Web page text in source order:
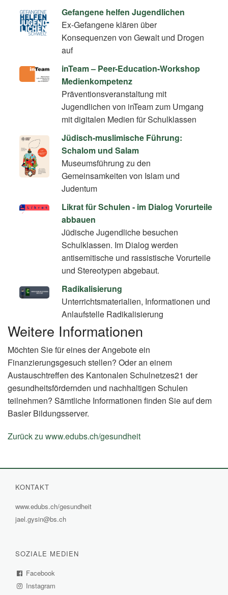
Gefangene helfen Jugendlichen
Ex-Gefangene klären über
Konsequenzen von Gewalt und Drogen
auf
inTeam – Peer-Education-Workshop
Medienkompetenz
Präventionsveranstaltung mit
Jugendlichen von inTeam zum Umgang
mit digitalen Medien für Schulklassen
Jüdisch-muslimische Führung:
Schalom und Salam
Museumsführung zu den
Gemeinsamkeiten von Islam und
Judentum
Likrat für Schulen - im Dialog Vorurteile
abbauen
Jüdische Jugendliche besuchen
Schulklassen. Im Dialog werden
antisemitische und rassistische Vorurteile
und Stereotypen abgebaut.
Radikalisierung
Unterrichtsmaterialien, Informationen und
Anlaufstelle Radikalisierung
Weitere Informationen
Möchten Sie für eines der Angebote ein
Finanzierungsgesuch stellen? Oder an einem
Austauschtreffen des Kantonalen Schulnetzes21 der
gesundheitsfördernden und nachhaltigen Schulen
teilnehmen? Sämtliche Informationen finden Sie auf dem
Basler Bildungsserver.
Zurück zu www.edubs.ch/gesundheit
KONTAKT
www.edubs.ch/gesundheit
jael.gysin@bs.ch
SOZIALE MEDIEN
Facebook
Instagram